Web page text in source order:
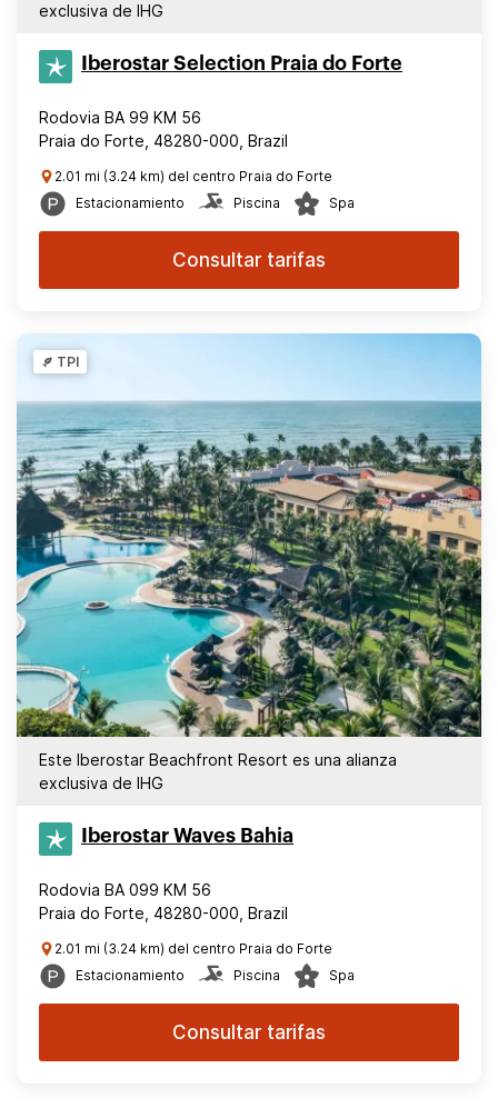
exclusiva de IHG
Iberostar Selection​ Praia do Forte
Rodovia BA 99 KM 56
Praia do Forte, 48280-000, Brazil
2.01 mi (3.24 km) del centro Praia do Forte
Estacionamiento
Piscina Spa
Consultar tarifas
TPI
Este Iberostar Beachfront Resort es una alianza
exclusiva de IHG
Iberostar Waves Bahia
Rodovia BA 099 KM 56
Praia do Forte, 48280-000, Brazil
2.01 mi (3.24 km) del centro Praia do Forte
Estacionamiento
Piscina Spa
Consultar tarifas